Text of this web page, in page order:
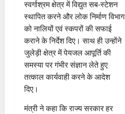
स्वर्गाश्रम क्षेत्र में विद्युत सब-स्टेशन
स्थापित करने और लोक निर्माण विभाग
को नालियों एवं स्कपरों की सफाई
कराने के निर्देश दिए। साथ ही उन्होंने
जुलेड़ी क्षेत्र में पेयजल आपूर्ति की
समस्या पर गंभीर संज्ञान लेते हुए
तत्काल कार्यवाही करने के आदेश
दिए।
मंत्री ने कहा कि राज्य सरकार हर